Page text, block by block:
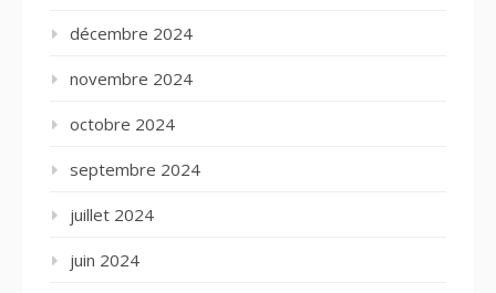
décembre 2024
novembre 2024
octobre 2024
septembre 2024
juillet 2024
juin 2024